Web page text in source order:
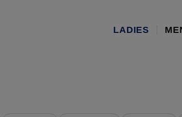
LADIES